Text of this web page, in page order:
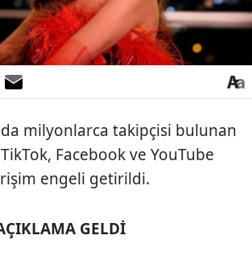
milyonlarca takipçisi bulunan
Facebook ve YouTube
engeli getirildi.
GELDİ